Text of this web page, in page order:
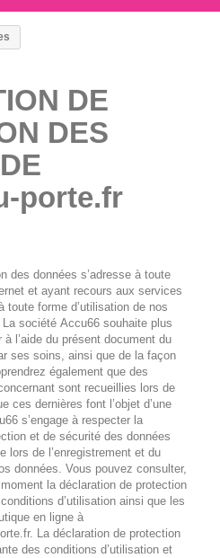
DE
DES
DE
porte.fr
des données s’adresse à toute
et ayant recours aux services
toute forme d’utilisation de nos
société Accu66 souhaite plus
l’aide du présent document du
ses soins, ainsi que de la façon
également que des
sont recueillies lors de
ces dernières font l’objet d’une
s’engage à respecter la
et de sécurité des données
lors de l’enregistrement et du
données. Vous pouvez consulter,
la déclaration de protection
d’utilisation ainsi que les
en ligne à
La déclaration de protection
des conditions d’utilisation et